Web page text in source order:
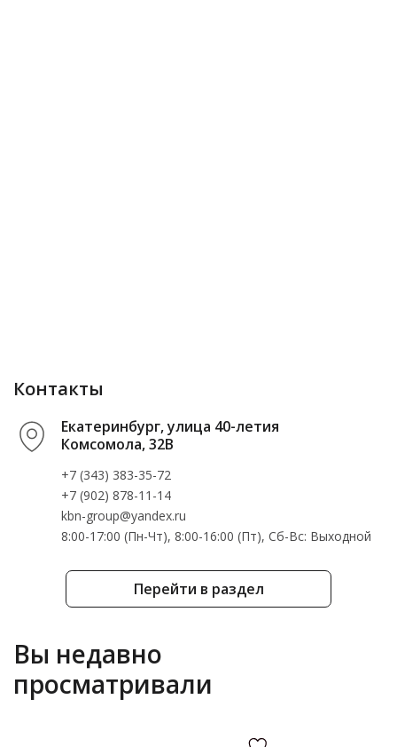
Перейти в раздел
Контакты
Екатеринбург, улица 40-летия
Комсомола, 32В
+7 (343) 383-35-72
+7 (902) 878-11-14
kbn-group@yandex.ru
8:00-17:00 (Пн-Чт), 8:00-16:00 (Пт), Cб-Вс: Выходной
Вы недавно
просматривали